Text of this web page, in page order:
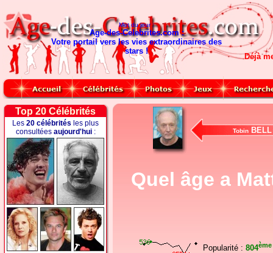
Mot du jour :
Age-des-Celebrites.com :
Votre portail vers les vies extraordinaires des
stars !
Déjà
Top 20 Célébrités
Les 20 célébrités les plus
consultées aujourd'hui: Tobin BELL
Quel âge a
Popularité : 804ème